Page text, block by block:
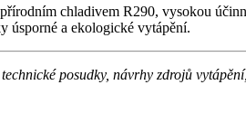
chladivem R290, vysokou
úsporné a ekologické vytápění.
posudky, návrhy zdrojů